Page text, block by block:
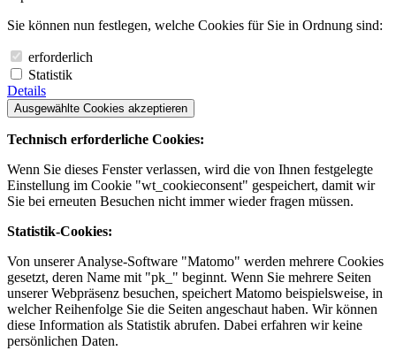
Sie können nun festlegen, welche Cookies für Sie in Ordnung sind:
erforderlich
Statistik
Details
Ausgewählte Cookies akzeptieren
Technisch erforderliche Cookies:
Wenn Sie dieses Fenster verlassen, wird die von Ihnen festgelegte
Einstellung im Cookie "wt_cookieconsent" gespeichert, damit wir
Sie bei erneuten Besuchen nicht immer wieder fragen müssen.
Statistik-Cookies:
Von unserer Analyse-Software "Matomo" werden mehrere Cookies
gesetzt, deren Name mit "pk_" beginnt. Wenn Sie mehrere Seiten
unserer Webpräsenz besuchen, speichert Matomo beispielsweise, in
welcher Reihenfolge Sie die Seiten angeschaut haben. Wir können
diese Information als Statistik abrufen. Dabei erfahren wir keine
persönlichen Daten.